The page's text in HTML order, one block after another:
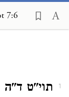
7:6
1 תוי"ט